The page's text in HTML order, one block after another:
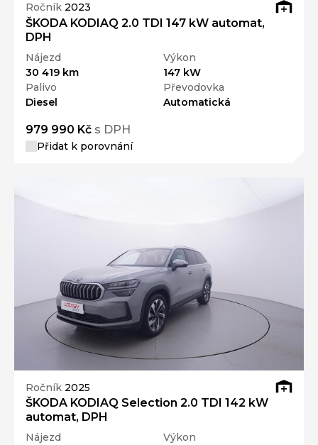
Ročník 2023
ŠKODA KODIAQ 2.0 TDI 147 kW automat,
DPH
Nájezd
30 419 km
Výkon
147 kW
Palivo
Diesel
Převodovka
Automatická
979 990 Kč s DPH
Přidat k porovnání
Ročník 2025
ŠKODA KODIAQ Selection 2.0 TDI 142 kW
automat, DPH
Nájezd
Výkon